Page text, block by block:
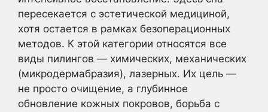
пересекается с эстетической медициной,
хотя остается в рамках безоперационных
методов. К этой категории относятся все
виды пилингов — химических, механических
(микродермабразия), лазерных. Их цель —
не просто очищение, а глубинное
обновление кожных покровов, борьба с